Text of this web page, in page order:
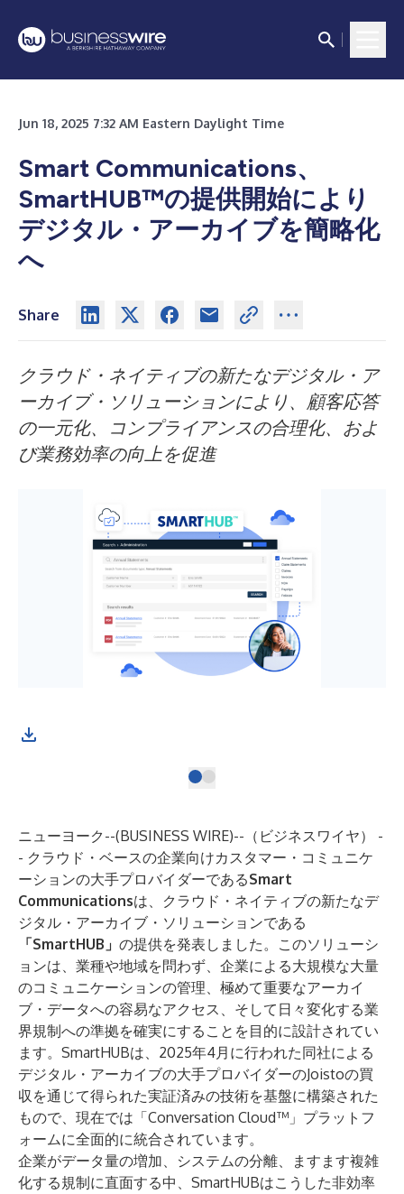
Jun 18, 2025 7:32 AM Eastern Daylight Time
Smart Communications、
SmartHUB™の提供開始により
デジタル・アーカイブを簡略化
へ
Share
クラウド・ネイティブの新たなデジタル・ア
ーカイブ・ソリューションにより、顧客応答
の一元化、コンプライアンスの合理化、およ
び業務効率の向上を促進
ニューヨーク--(BUSINESS WIRE)-- （ビジネスワイヤ） -
- クラウド・ベースの企業向けカスタマー・コミュニケ
ーションの大手プロバイダーであるSmart
Communicationsは、クラウド・ネイティブの新たなデ
ジタル・アーカイブ・ソリューションである
「SmartHUB」 の提供を発表しました。このソリューシ
ョンは、業種や地域を問わず、企業による大規模な大量
のコミュニケーションの管理、極めて重要なアーカイ
ブ・データへの容易なアクセス、そして日々変化する業
界規制への準拠を確実にすることを目的に設計されてい
ます。SmartHUBは、2025年4月に行われた同社による
デジタル・アーカイブの大手プロバイダーのJoistoの買
収を通じて得られた実証済みの技術を基盤に構築された
もので、現在では「Conversation Cloud™」プラットフ
ォームに全面的に統合されています。
企業がデータ量の増加、システムの分離、ますます複雑
化する規制に直面する中、SmartHUBはこうした非効率